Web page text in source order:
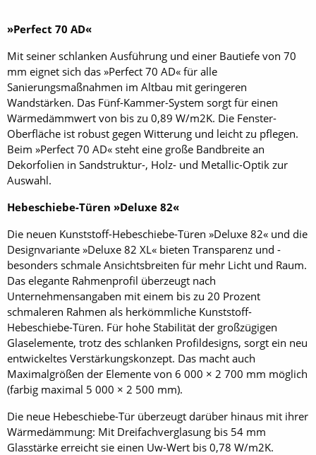
»Perfect 70 AD«
Mit seiner schlanken Ausführung und einer Bautiefe von 70
mm eignet sich das »Perfect 70 AD« für alle
Sanierungsmaßnahmen im Altbau mit geringeren
Wandstärken. Das Fünf-Kammer-System sorgt für einen
Wärmedämmwert von bis zu 0,89 W/m2K. Die Fenster-
Oberfläche ist robust gegen Witterung und leicht zu pflegen.
Beim »Perfect 70 AD« steht eine große Bandbreite an
Dekorfolien in Sandstruktur-, Holz- und Metallic-Optik zur
Auswahl.
Hebeschiebe-Türen »Deluxe 82«
Die neuen Kunststoff-Hebeschiebe-Türen »Deluxe 82« und die
Designvariante »Deluxe 82 XL« bieten Transparenz und ­
besonders schmale Ansichtsbreiten für mehr Licht und Raum.
Das elegante Rahmenprofil überzeugt nach
Unternehmensangaben mit einem bis zu 20 Prozent
schmaleren Rahmen als herkömmliche Kunststoff-
Hebeschiebe-Türen. Für hohe Stabilität der großzügigen
Glaselemente, trotz des schlanken Profildesigns, sorgt ein neu
entwickeltes Verstärkungskonzept. Das macht auch
Maximalgrößen der Elemente von 6 000 × 2 700 mm möglich
(farbig maximal 5 000 × 2 500 mm).
Die neue Hebeschiebe-Tür überzeugt darüber hinaus mit ihrer
Wärmedämmung: Mit Dreifachverglasung bis 54 mm
Glasstärke erreicht sie einen Uw-Wert bis 0,78 W/m2K.